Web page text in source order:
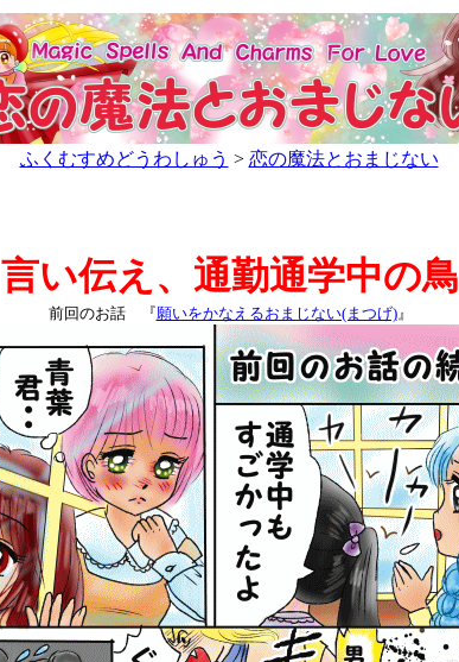
ふくむすめどうわしゅう > 恋の魔法とおまじない
言い伝え、通勤通学中の鳥
前回のお話 『願いをかなえるおまじない(まつげ)』